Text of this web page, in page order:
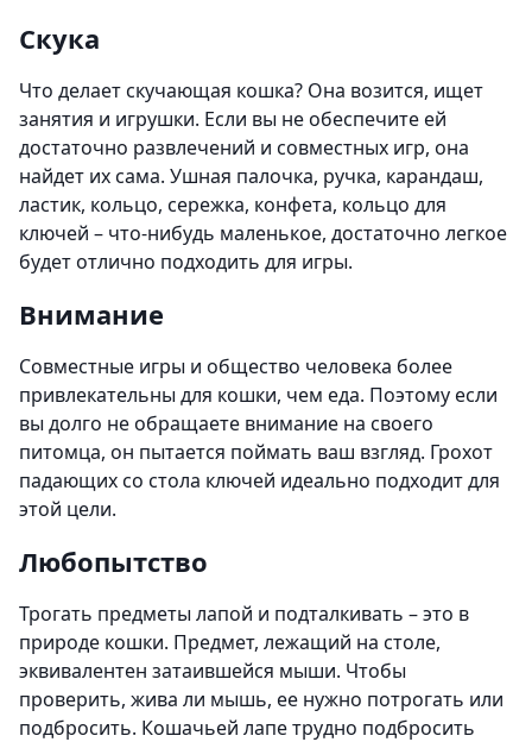
Скука
Что делает скучающая кошка? Она возится, ищет
занятия и игрушки. Если вы не обеспечите ей
достаточно развлечений и совместных игр, она
найдет их сама. Ушная палочка, ручка, карандаш,
ластик, кольцо, сережка, конфета, кольцо для
ключей – что-нибудь маленькое, достаточно легкое
будет отлично подходить для игры.
Внимание
Совместные игры и общество человека более
привлекательны для кошки, чем еда. Поэтому если
вы долго не обращаете внимание на своего
питомца, он пытается поймать ваш взгляд. Грохот
падающих со стола ключей идеально подходит для
этой цели.
Любопытство
Трогать предметы лапой и подталкивать – это в
природе кошки. Предмет, лежащий на столе,
эквивалентен затаившейся мыши. Чтобы
проверить, жива ли мышь, ее нужно потрогать или
подбросить. Кошачьей лапе трудно подбросить